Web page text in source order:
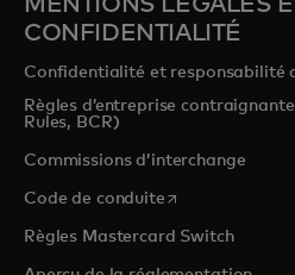
CONFIDENTIALITÉ
Confidentialité et responsabilité
Règles d’entreprise
Rules, BCR)
Commissions d’interchange
Code de conduites’ouvre dans un
Règles Mastercard Switch